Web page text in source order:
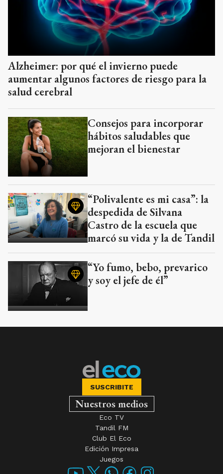
Alzheimer: por qué el invierno puede
aumentar algunos factores de riesgo para la
salud cerebral
Consejos para incorporar
hábitos saludables que
mejoran el bienestar
“Polivalente es mi casa”: la
despedida de Silvana
Castro de la escuela que
marcó su vida y la de Tandil
“Yo fumo, bebo, prevarico
y soy el jefe de él”
SUSCRIBITE
Nuestros medios
Eco TV
Tandil FM
Club El Eco
Edición Impresa
Juegos